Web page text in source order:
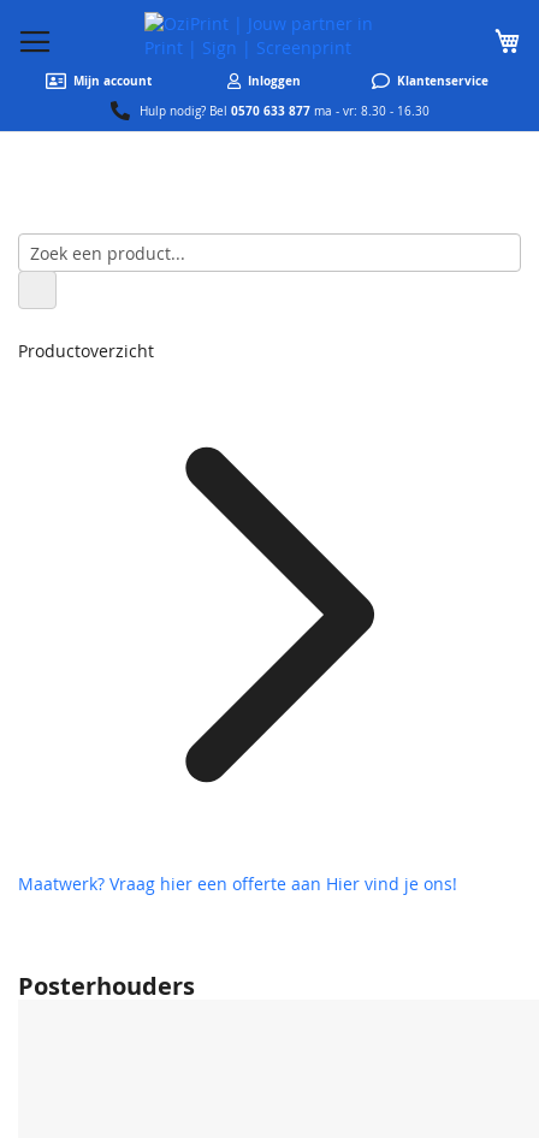
Mijn account Inloggen Klantenservice
Hulp nodig? Bel 0570 633 877 ma - vr: 8.30 - 16.30
Posterhouders
Productoverzicht
Maatwerk? Vraag hier een offerte aan Hier vind je ons!